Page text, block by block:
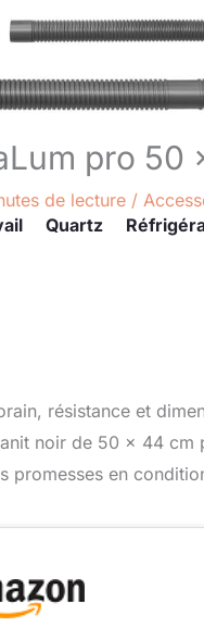
pro 50
de lecture /
Quartz
résistance et
noir de 50 x 44
promesses en